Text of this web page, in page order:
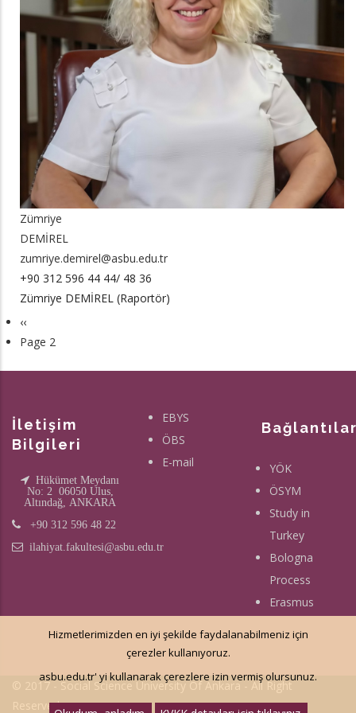
Zümriye
DEMİREL
zumriye.demirel@asbu.edu.tr
+90 312 596 44 44/ 48 36
Zümriye DEMİREL (Raportör)
Previous
page
‹‹
Page 2
İletişim
Bilgileri
Hükümet Meydanı
No: 2 06050 Ulus,
Altındağ, ANKARA
+90 312 596 48 22
ilahiyat.fakultesi@asbu.edu.tr
EBYS
ÖBS
E-mail
YÖK
ÖSYM
Study in
Turkey
Bologna
Process
Erasmus
© 2017 - Social Science University Of Ankara - All Right
Reserved.
Hizmetlerimizden en iyi şekilde faydalanabilmeniz için
çerezler kullanıyoruz.
asbu.edu.tr' yi kullanarak çerezlere izin vermiş olursunuz.